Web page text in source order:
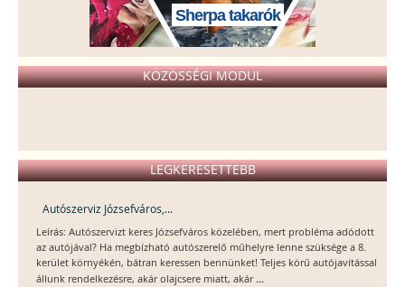
Sherpa takarók
KÖZÖSSÉGI MODUL
LEGKERESETTEBB
Autószerviz Józsefváros,...
Leírás: Autószervizt keres Józsefváros közelében, mert probléma adódott
az autójával? Ha megbízható autószerelő műhelyre lenne szüksége a 8.
kerület környékén, bátran keressen bennünket! Teljes körű autójavítással
állunk rendelkezésre, akár olajcsere miatt, akár ...